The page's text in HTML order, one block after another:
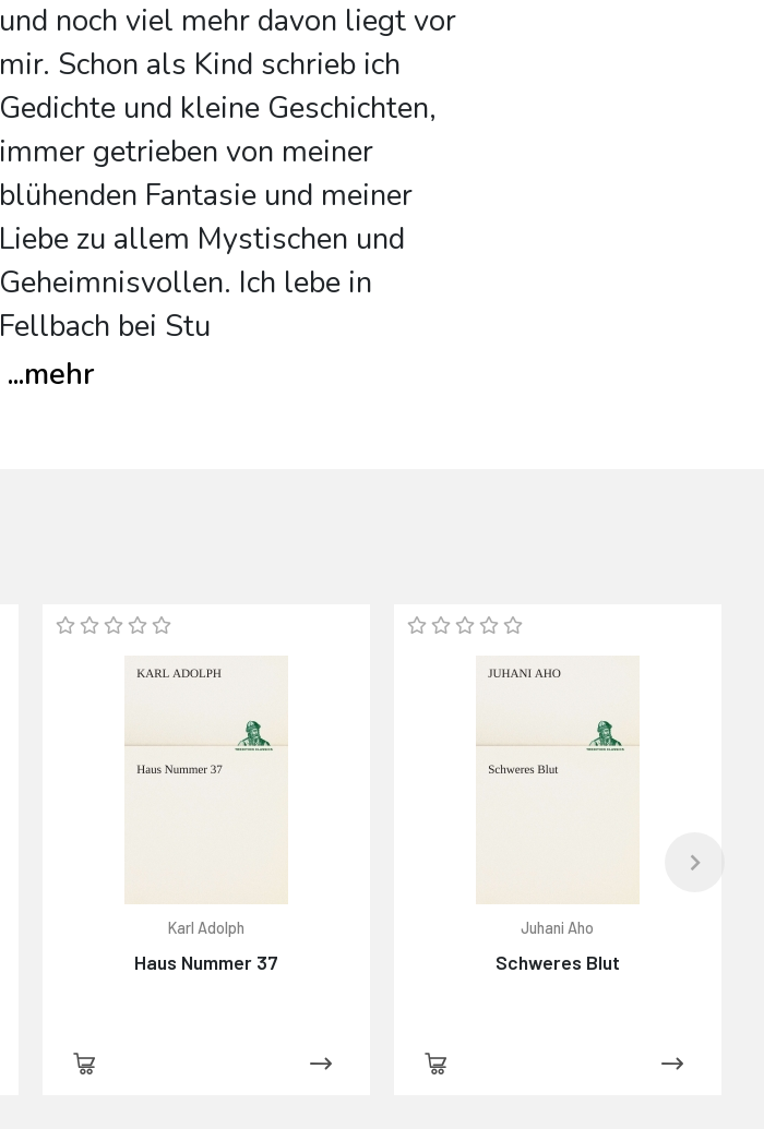
und noch viel mehr davon liegt vor
mir. Schon als Kind schrieb ich
Gedichte und kleine Geschichten,
immer getrieben von meiner
blühenden Fantasie und meiner
Liebe zu allem Mystischen und
Geheimnisvollen. Ich lebe in
Fellbach bei Stu
...mehr
Karl Adolph
Haus Nummer 37
Juhani Aho
Schweres Blut